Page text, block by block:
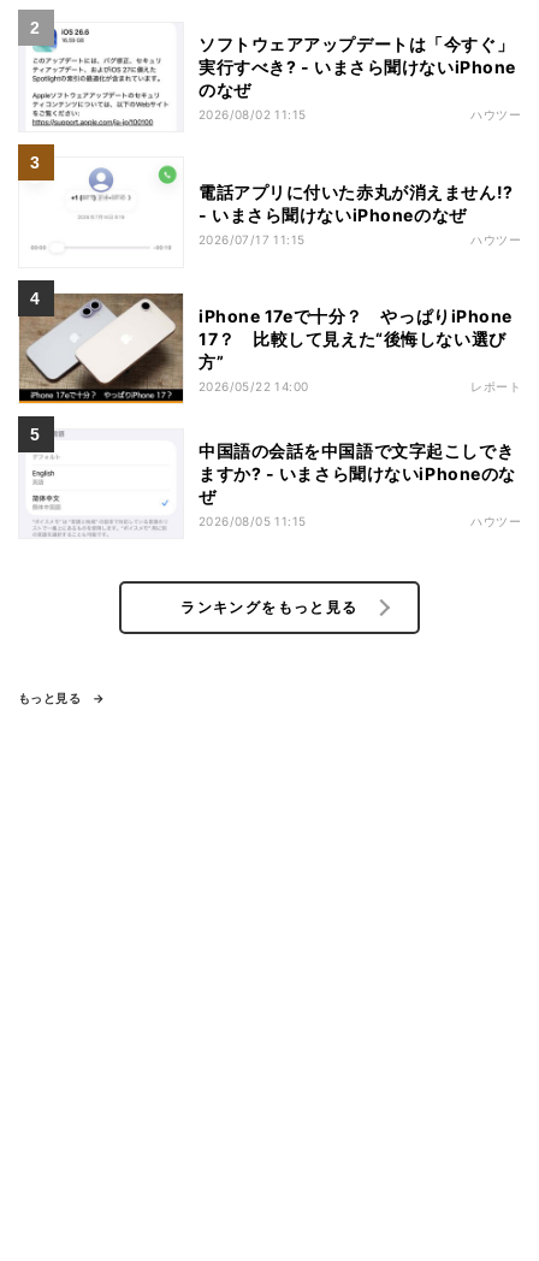
ソフトウェアアップデートは「今すぐ」
実行すべき? - いまさら聞けないiPhone
のなぜ
2026/08/02 11:15 ハウツー
電話アプリに付いた赤丸が消えません!?
- いまさら聞けないiPhoneのなぜ
2026/07/17 11:15 ハウツー
iPhone 17eで十分？ やっぱりiPhone
17？ 比較して見えた“後悔しない選び
方”
2026/05/22 14:00 レポート
中国語の会話を中国語で文字起こしでき
ますか? - いまさら聞けないiPhoneのな
ぜ
2026/08/05 11:15 ハウツー
ランキングをもっと見る
もっと見る